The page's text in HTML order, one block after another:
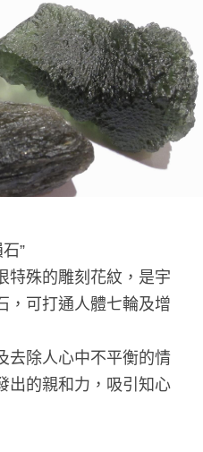
”
特殊的雕刻花紋，是宇
，可打通人體七輪及增
去除人心中不平衡的情
出的親和力，吸引知心